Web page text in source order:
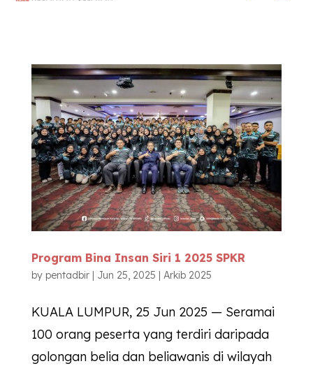
Program Bina Insan Siri 1 2025 SPKR
by pentadbir| Jun 25, 2025 | Arkib 2025
KUALA LUMPUR, 25 Jun 2025 — Seramai
100 orang peserta yang terdiri daripada
golongan belia dan beliawanis di wilayah